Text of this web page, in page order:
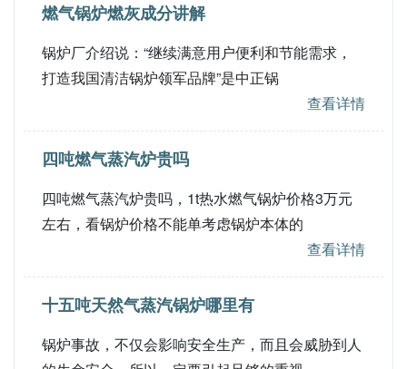
燃气锅炉燃灰成分讲解
锅炉厂介绍说：“继续满意用户便利和节能需求，
打造我国清洁锅炉领军品牌”是中正锅
查看详情
四吨燃气蒸汽炉贵吗
四吨燃气蒸汽炉贵吗，1t热水燃气锅炉价格3万元
左右，看锅炉价格不能单考虑锅炉本体的
查看详情
十五吨天然气蒸汽锅炉哪里有
锅炉事故，不仅会影响安全生产，而且会威胁到人